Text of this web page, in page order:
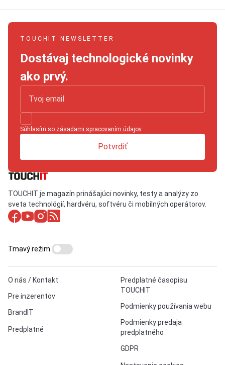
TOUCHIT NEWSLETTER
Dostávaj technologické novinky
ako prvý.
Súhlasím so zásadami spracovaním údajov.
Potvrdiť
TOUCHIT je magazín prinášajúci novinky, testy a analýzy zo
sveta technológií, hardvéru, softvéru či mobilných operátorov.
O nás / Kontakt
Pre inzerentov
BrandIT
Predplatné
Predplatné časopisu
TOUCHIT
Podmienky používania webu
Podmienky predaja
predplatného
GDPR
Tmavý režim